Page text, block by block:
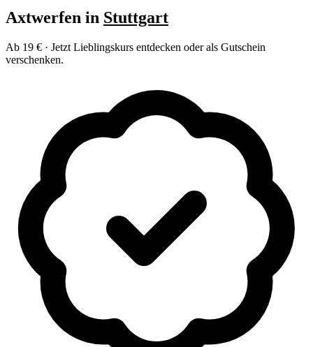
Axtwerfen in Stuttgart
Ab 19 € · Jetzt Lieblingskurs entdecken oder als Gutschein
verschenken.